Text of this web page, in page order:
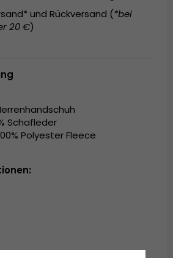
und Rückversand (*bei
20 €)
Schafleder
Polyester Fleece